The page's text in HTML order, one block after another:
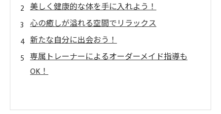
美しく健康的な体を手に入れよう！
心の癒しが溢れる空間でリラックス
新たな自分に出会おう！
専属トレーナーによるオーダーメイド指導も
OK！